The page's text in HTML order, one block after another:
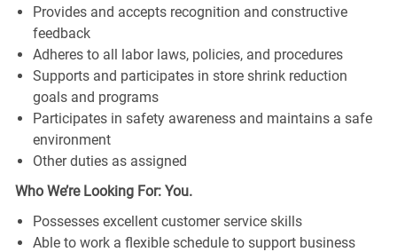
Provides and accepts recognition and constructive
feedback
Adheres to all labor laws, policies, and procedures
Supports and participates in store shrink reduction
goals and programs
Participates in safety awareness and maintains a safe
environment
Other duties as assigned
Who We’re Looking For: You.
Possesses excellent customer service skills
Able to work a flexible schedule to support business